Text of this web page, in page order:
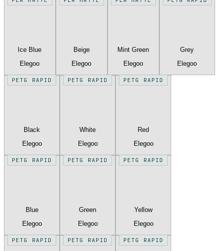
Ice Blue
Elegoo
Beige
Elegoo
Mint Green
Elegoo
Grey
Elegoo
PETG RAPID
Black
Elegoo
PETG RAPID
White
Elegoo
PETG RAPID
Red
Elegoo
PETG RAPID
Blue
Elegoo
PETG RAPID
Green
Elegoo
PETG RAPID
Yellow
Elegoo
PETG RAPID PETG RAPID PETG RAPID